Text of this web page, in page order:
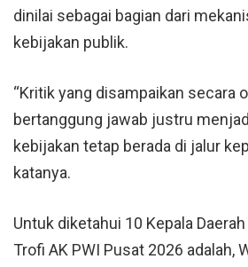
dinilai sebagai bagian dari
kebijakan publik.
“Kritik yang disampaikan secara
bertanggung jawab justru
kebijakan tetap berada di jalur
katanya.
Untuk diketahui 10 Kepala
Trofi AK PWI Pusat 2026 adalah,